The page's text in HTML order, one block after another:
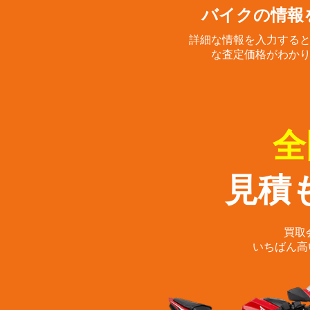
バイクの情報
詳細な情報を入力する
な査定価格がわか
見積
買取
いちばん